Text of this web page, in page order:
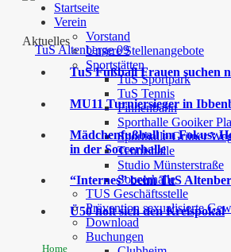
Startseite
Verein
Vorstand
Unsere Stellenangebote
Sportstätten
TuS Sportpark
TuS Tennis
Finnenbahn
Sporthalle Gooiker
Sporthalle Grüner
Tennishalle
Studio Münsterstraße
Soccerhalle
TUS Geschäftsstelle
Prävention sexualisierte
Download
Buchungen
Aktuelles
TuS Fußball Frauen suchen
MU11 Turniersieger in
Mädchenfußball im Fokus:
in der Soccerhalle
“Internes” beim TuS
Ü50 holt sich den Kreispokal
Home